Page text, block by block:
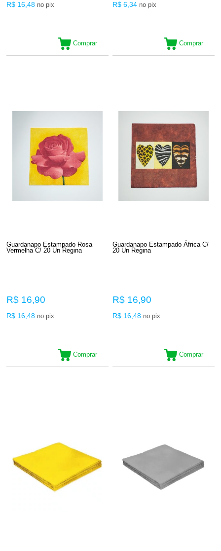
R$ 16,48 no pix
Comprar
R$ 6,34 no pix
Comprar
Guardanapo Estampado Rosa
Vermelha C/ 20 Un Regina
R$ 16,90
R$ 16,48 no pix
Comprar
Guardanapo Estampado África C/
20 Un Regina
R$ 16,90
R$ 16,48 no pix
Comprar